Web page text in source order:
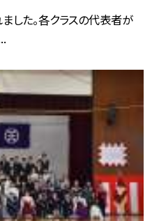
した。各クラスの代表者が